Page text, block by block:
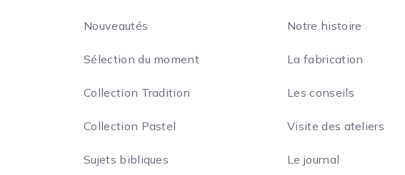
Nouveautés
Sélection du moment
Collection Tradition
Collection Pastel
Sujets bibliques
Notre histoire
La fabrication
Les conseils
Visite des ateliers
Le journal